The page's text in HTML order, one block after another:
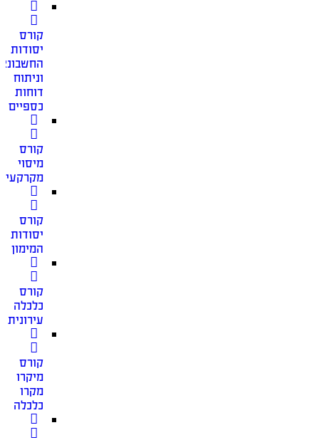
קורס
יסודות
וניתוח
דוחות
כספיים
קורס
מיסוי
מקרקעין
קורס
יסודות
המימון
קורס
כלכלה
עירונית
קורס
מיקרו
מקרו
כלכלה